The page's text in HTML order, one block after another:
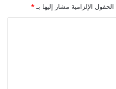
الحقول الإلزامية مشار إليها بـ*